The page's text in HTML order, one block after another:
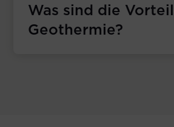
Was sind die
Geothermie?